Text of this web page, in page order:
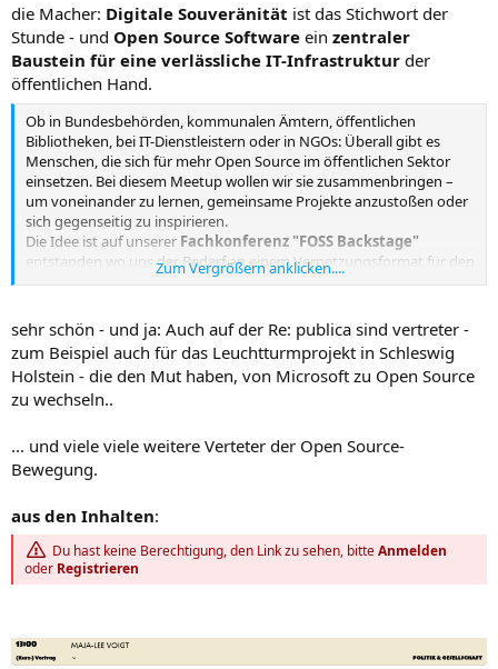
die Macher: Digitale Souveränität ist das Stichwort der
Stunde - und Open Source Software ein zentraler
Baustein für eine verlässliche IT-Infrastruktur der
öffentlichen Hand.
Ob in Bundesbehörden, kommunalen Ämtern, öffentlichen
Bibliotheken, bei IT-Dienstleistern oder in NGOs: Überall gibt es
Menschen, die sich für mehr Open Source im öffentlichen Sektor
einsetzen. Bei diesem Meetup wollen wir sie zusammenbringen –
um voneinander zu lernen, gemeinsame Projekte anzustoßen oder
sich gegenseitig zu inspirieren.
Die Idee ist auf unserer Fachkonferenz "FOSS Backstage"
entstanden wo uns der Bedarf an einem Vernetzungsformat für den
öffentlichen Sektor immer wieder begegnet ist.
deiner Organisation oder findest das Thema einfach spannend?
Komm vorbei – wir freuen uns, dich kennenzulernen.
Zum Vergrößern anklicken....
sehr schön - und ja: Auch auf der Re: publica sind vertreter -
zum Beispiel auch für das Leuchtturmprojekt in Schleswig
Holstein - die den Mut haben, von Microsoft zu Open Source
zu wechseln..
... und viele viele weitere Verteter der Open Source-
Bewegung.
aus den Inhalten:
Du hast keine Berechtigung, den Link zu sehen, bitteAnmelden
oder Registrieren